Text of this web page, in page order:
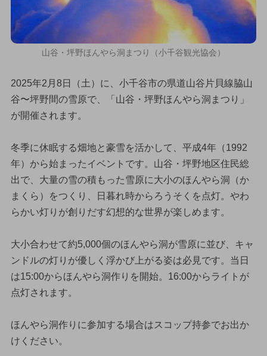
山谷・坪野ほんやら洞まつり（小千谷観光協会）
2025年2月8日（土）に、小千谷市の県道山谷片貝線脇山
谷〜坪野間の雪原で、「山谷・坪野ほんやら洞まつり」
が開催されます。
冬季に休眠する畑地と豪雪を活かして、平成4年（1992
年）から始まったイベントです。山谷・坪野地区住民総
出で、大量の雪の積もった雪原に大小のほんやら洞（か
まくら）をつくり、日暮れ時からろうそくを点灯。やわ
らかい灯りが創りだす幻想的な世界が楽しめます。
大小合わせて約5,000個のほんやら洞が雪原に並び、キャ
ンドルの灯りが優しく浮かび上がる姿は必見です。当日
は15:00からほんやら洞作りを開始。16:00からライトが
点灯されます。
ほんやら洞作りに参加する場合はスコップ持参でお出か
けください。